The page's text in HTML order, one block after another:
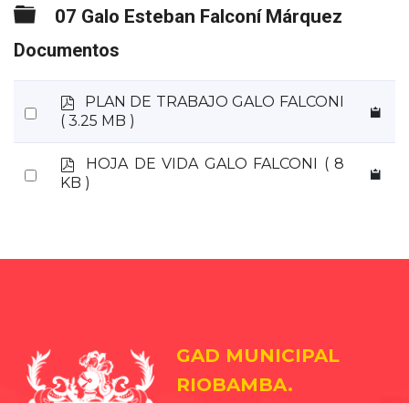
Carpeta
07 Galo Esteban Falconí Márquez
Documentos
Select
p
d
PLAN DE TRABAJO GALO FALCONI
( 3.25 MB )
Select
p
d
HOJA DE VIDA GALO FALCONI
( 8
KB )
GAD MUNICIPAL
RIOBAMBA.